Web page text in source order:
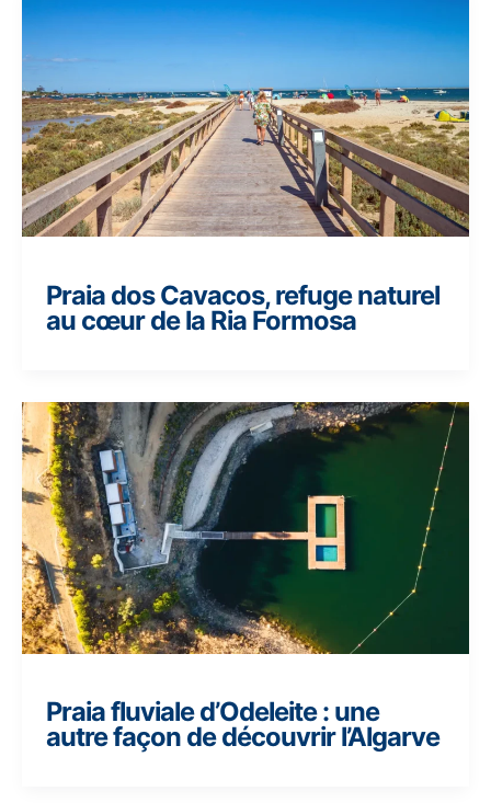
Praia dos Cavacos, refuge naturel
au cœur de la Ria Formosa
Praia fluviale d’Odeleite : une
autre façon de découvrir l’Algarve